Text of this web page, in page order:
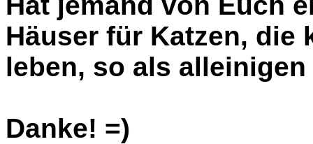
Häuser für Katzen, die
leben, so als
Danke! =)